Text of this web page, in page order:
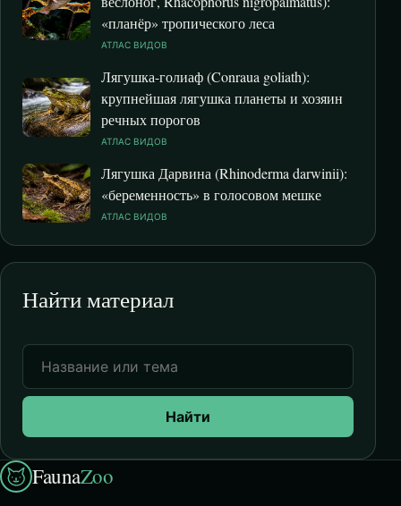
«планёр» тропического леса
АТЛАС ВИДОВ
Лягушка-голиаф (Conraua goliath):
крупнейшая лягушка планеты и хозяин
речных порогов
АТЛАС ВИДОВ
Лягушка Дарвина (Rhinoderma darwinii):
«беременность» в голосовом мешке
АТЛАС ВИДОВ
Найти материал
Найти
FaunaZoo